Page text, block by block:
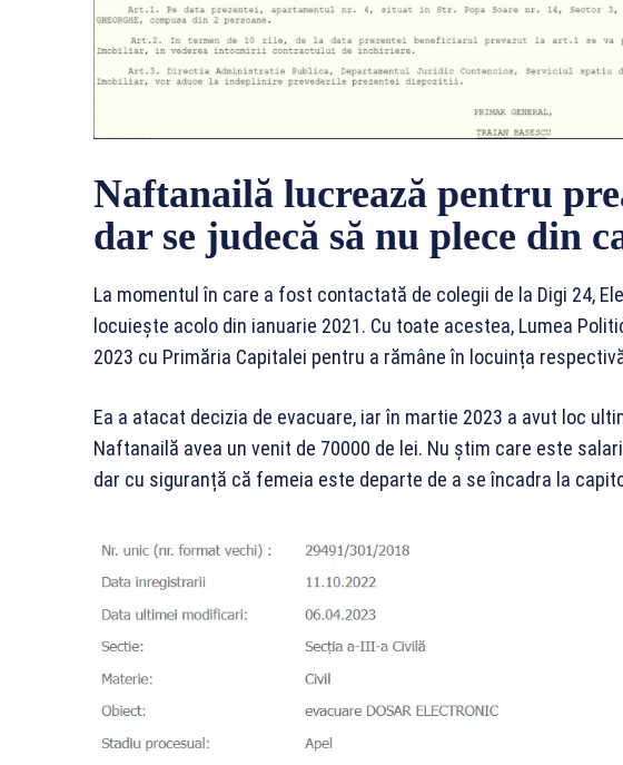
Naftanailă lucrează pentru
dar se judecă să nu plece din
La momentul în care a fost contactată de colegii de la Digi 24,
locuiește acolo din ianuarie 2021. Cu toate acestea, Lumea
2023 cu Primăria Capitalei pentru a rămâne în locuința
Ea a atacat decizia de evacuare, iar în martie 2023 a avut loc
Naftanailă avea un venit de 70000 de lei. Nu știm care este
dar cu siguranță că femeia este departe de a se încadra la